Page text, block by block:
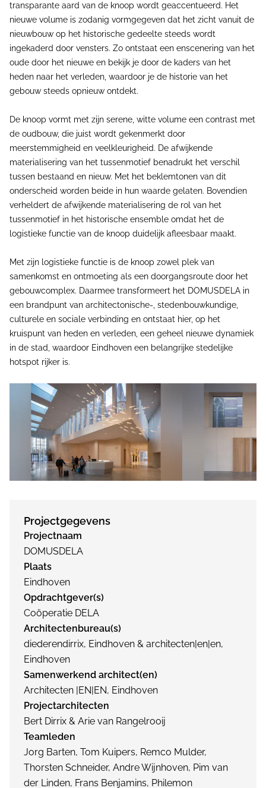
transparante aard van de knoop wordt geaccentueerd. Het
nieuwe volume is zodanig vormgegeven dat het zicht vanuit de
nieuwbouw op het historische gedeelte steeds wordt
ingekaderd door vensters. Zo ontstaat een enscenering van het
oude door het nieuwe en bekijk je door de kaders van het
heden naar het verleden, waardoor je de historie van het
gebouw steeds opnieuw ontdekt.
De knoop vormt met zijn serene, witte volume een contrast met
de oudbouw, die juist wordt gekenmerkt door
meerstemmigheid en veelkleurigheid. De afwijkende
materialisering van het tussenmotief benadrukt het verschil
tussen bestaand en nieuw. Met het beklemtonen van dit
onderscheid worden beide in hun waarde gelaten. Bovendien
verheldert de afwijkende materialisering de rol van het
tussenmotief in het historische ensemble omdat het de
logistieke functie van de knoop duidelijk afleesbaar maakt.
Met zijn logistieke functie is de knoop zowel plek van
samenkomst en ontmoeting als een doorgangsroute door het
gebouwcomplex. Daarmee transformeert het DOMUSDELA in
een brandpunt van architectonische-, stedenbouwkundige,
culturele en sociale verbinding en ontstaat hier, op het
kruispunt van heden en verleden, een geheel nieuwe dynamiek
in de stad, waardoor Eindhoven een belangrijke stedelijke
hotspot rijker is.
Projectgegevens
Projectnaam
DOMUSDELA
Plaats
Eindhoven
Opdrachtgever(s)
Coöperatie DELA
Architectenbureau(s)
diederendirrix, Eindhoven & architecten|en|en,
Eindhoven
Samenwerkend architect(en)
Architecten |EN|EN, Eindhoven
Projectarchitecten
Bert Dirrix & Arie van Rangelrooij
Teamleden
Jorg Barten, Tom Kuipers, Remco Mulder,
Thorsten Schneider, Andre Wijnhoven, Pim van
der Linden, Frans Benjamins, Philemon